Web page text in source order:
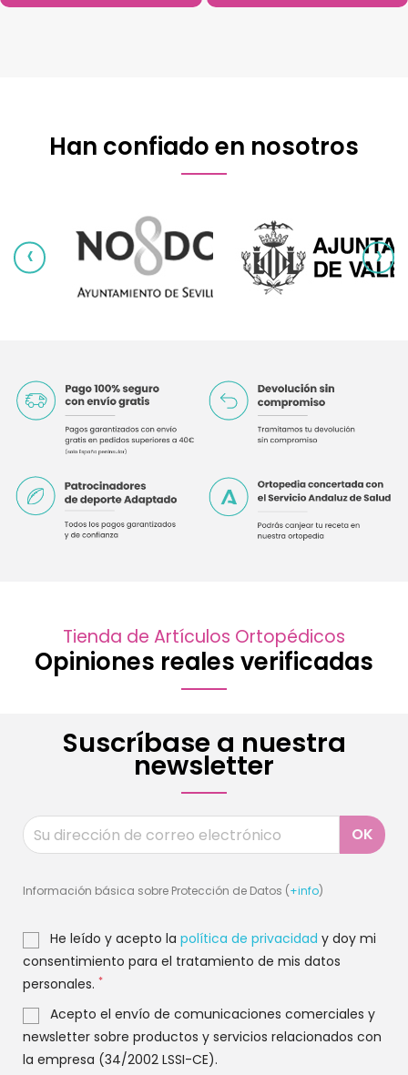
Han confiado en nosotros
‹ ›
Tienda de Artículos Ortopédicos
Opiniones reales verificadas
Suscríbase a nuestra
newsletter
Información básica sobre Protección de Datos (+info)
He leído y acepto la política de privacidad y doy mi
consentimiento para el tratamiento de mis datos
personales. *
Acepto el envío de comunicaciones comerciales y
newsletter sobre productos y servicios relacionados con
la empresa (34/2002 LSSI-CE).